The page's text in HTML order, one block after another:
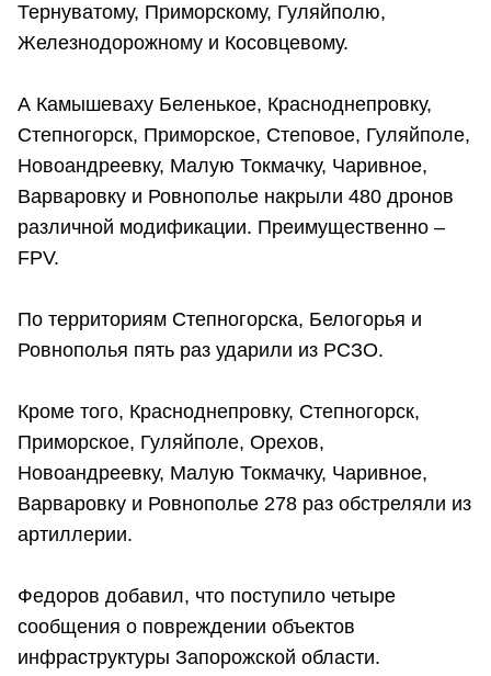
Тернуватому, Приморскому, Гуляйполю,
Железнодорожному и Косовцевому.
А Камышеваху Беленькое, Красноднепровку,
Степногорск, Приморское, Степовое, Гуляйполе,
Новоандреевку, Малую Токмачку, Чаривное,
Варваровку и Ровнополье накрыли 480 дронов
различной модификации. Преимущественно –
FPV.
По территориям Степногорска, Белогорья и
Ровнополья пять раз ударили из РСЗО.
Кроме того, Красноднепровку, Степногорск,
Приморское, Гуляйполе, Орехов,
Новоандреевку, Малую Токмачку, Чаривное,
Варваровку и Ровнополье 278 раз обстреляли из
артиллерии.
Федоров добавил, что поступило четыре
сообщения о повреждении объектов
инфраструктуры Запорожской области.